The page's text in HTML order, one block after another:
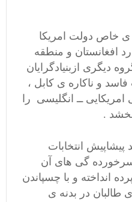
خاص دولت امریکا
افغانستان و منطقه
دیگری ازبنیادگرایان
و ناکاره ی کابل ،
ــ انگلیسی را
.
انتخابات
سرخورده گی های آن
انداخته و با چسپاندن
در بدنه ی